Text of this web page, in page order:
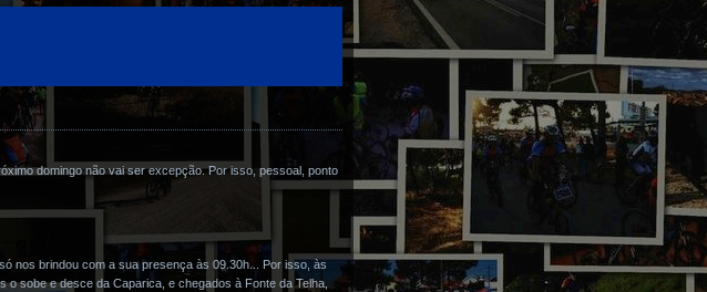
domingo não vai ser excepção. Por isso, pessoal, ponto
nos brindou com a sua presença às 09.30h... Por isso, às
o sobe e desce da Caparica, e chegados à Fonte da Telha,